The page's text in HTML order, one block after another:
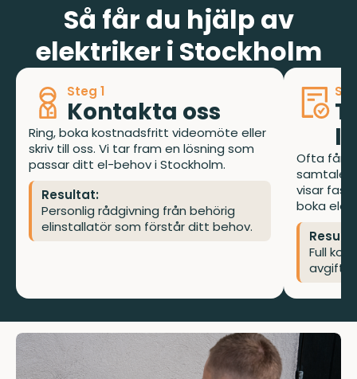
Så får du hjälp av
elektriker i Stockholm
Steg 1
Kontakta oss
Ring, boka kostnadsfritt videomöte eller
skriv till oss. Vi tar fram en lösning som
passar ditt el-behov i Stockholm.
Resultat:
Personlig rådgivning från behörig
elinstallatör som förstår ditt behov.
Ofta får
samtalet,
visar
boka
Full